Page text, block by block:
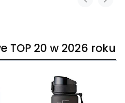
TOP 20 w 2026 roku